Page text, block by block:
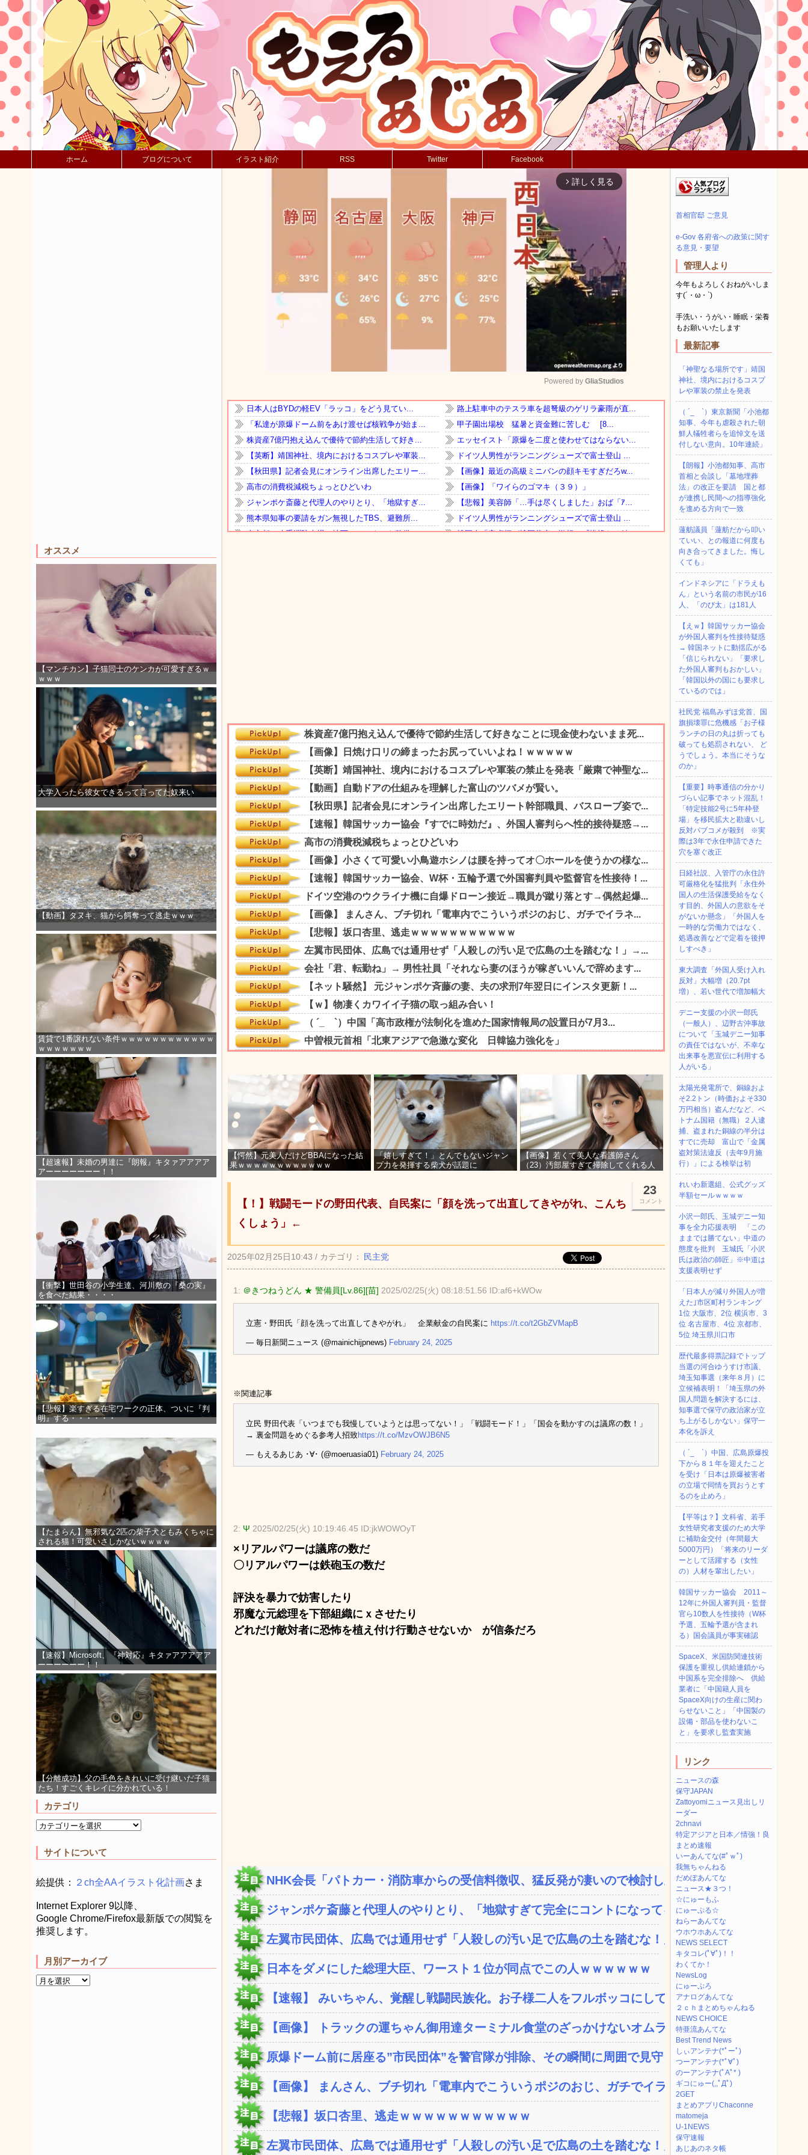
ホーム ブログについて イラスト紹介 RSS Twitter Facebook
オススメ
【マンチカン】子猫同士のケンカが可愛すぎるｗ
ｗｗｗ
大学入ったら彼女できるって言ってた奴来い
【動画】タヌキ、猫から餌奪って逃走ｗｗｗ
賃貸で1番譲れない条件ｗｗｗｗｗｗｗｗｗｗｗｗ
ｗｗｗｗｗｗｗ
【超速報】未婚の男達に『朗報』キタァアアアア
アーーーーーーー！！
【衝撃】世田谷の小学生達、河川敷の『桑の実』
を食べた結果・・・・
【悲報】楽すぎる在宅ワークの正体、ついに『判
明』する・・・・・・
【たまらん】無邪気な2匹の柴子犬ともみくちゃに
される猫！可愛いさしかないｗｗｗｗ
【速報】Microsoft、『神対応』キタァアアアアア
ーーーーーー！！
【分離成功】父の毛色をきれいに受け継いだ子猫
たち！すごくキレイに分かれている！
カテゴリ
サイトについて
絵提供： ２ch全AAイラスト化計画さま
Internet Explorer 9以降、
Google Chrome/Firefox最新版での閲覧を
推奨します。
月別アーカイブ
arrow_forward_ios 詳しく見る
Mute
Powered by GliaStudios
【愕然】元美人だけどBBAになった結
果ｗｗｗｗｗｗｗｗｗｗｗｗ
「嬉しすぎて！」とんでもないジャン
プ力を発揮する柴犬が話題に
【画像】若くて美人な看護師さん
（23）汚部屋すぎて掃除してくれる人
23
コメント
【！】戦闘モードの野田代表、自民案に「顔を洗って出直してきやがれ、こんち
くしょう」←
2025年02月25日10:43 / カテゴリ： 民主党
1: ＠きつねうどん ★ 警備員[Lv.86][苗] 2025/02/25(火) 08:18:51.56 ID:af6+kWOw
立憲・野田氏「顔を洗って出直してきやがれ」 企業献金の自民案に https://t.co/t2GbZVMapB
— 毎日新聞ニュース (@mainichijpnews) February 24, 2025
※関連記事
立民 野田代表「いつまでも我慢していようとは思ってない！」「戦闘モード！」「国会を動かすのは議席の数！」
→ 裏金問題をめぐる参考人招致https://t.co/MzvOWJB6N5
— もえるあじあ ･∀･ (@moeruasia01) February 24, 2025
2: Ψ 2025/02/25(火) 10:19:46.45 ID:jkWOWOyT
×リアルパワーは議席の数だ
〇リアルパワーは鉄砲玉の数だ
評決を暴力で妨害したり
邪魔な元総理を下部組織にｘさせたり
どれだけ敵対者に恐怖を植え付け行動させないか が信条だろ
NHK会長「パトカー・消防車からの受信料徴収、猛反発が凄いので検討し直...
ジャンポケ斎藤と代理人のやりとり、「地獄すぎて完全にコントになってる…...
左翼市民団体、広島では通用せず「人殺しの汚い足で広島の土を踏むな！」→...
日本をダメにした総理大臣、ワースト１位が同点でこの人ｗｗｗｗｗｗ
【速報】 みいちゃん、覚醒し戦闘民族化。お子様二人をフルボッコにしてし...
【画像】 トラックの運ちゃん御用達ターミナル食堂のざっかけないオムライ...
原爆ドーム前に居座る”市民団体”を警官隊が排除、その瞬間に周囲で見守っ...
【画像】 まんさん、ブチ切れ「電車内でこういうポジのおじ、ガチでイラネ...
【悲報】坂口杏里、逃走ｗｗｗｗｗｗｗｗｗｗｗ
左翼市民団体、広島では通用せず「人殺しの汚い足で広島の土を踏むな！」→...
首相官邸 ご意見
e-Gov 各府省への政策に関す
る意見・要望
管理人より
今年もよろしくおねがいしま
す(´・ω・`)
手洗い・うがい・睡眠・栄養
もお願いいたします
最新記事
「神聖なる場所です」靖国
神社、境内におけるコスプ
レや軍装の禁止を発表
（ ´_ゝ`）東京新聞「小池都
知事、今年も虐殺された朝
鮮人犠牲者らを追悼文を送
付しない意向。10年連続」
【朗報】小池都知事、高市
首相と会談し「墓地埋葬
法」の改正を要請 国と都
が連携し民間への指導強化
を進める方向で一致
蓮舫議員「蓮舫だから叩い
ていい、との報道に何度も
向き合ってきました。悔し
くても」
インドネシアに「ドラえも
ん」という名前の市民が16
人、「のび太」は181人
【えｗ】韓国サッカー協会
が外国人審判を性接待疑惑
→ 韓国ネットに動揺広がる
「信じられない」「要求し
た外国人審判もおかしい」
「韓国以外の国にも要求し
ているのでは」
社民党 福島みずほ党首、国
旗損壊罪に危機感「お子様
ランチの日の丸は折っても
破っても処罰されない、 ど
うでしょう。本当にそうな
のか」
【重要】時事通信の分かり
づらい記事でネット混乱！
「特定技能2号に5年枠登
場」を移民拡大と勘違いし
反対パブコメが殺到 ※実
際は3年で永住申請できた
穴を塞ぐ改正
日経社説、入管庁の永住許
可厳格化を猛批判「永住外
国人の生活保護受給をなく
す目的、外国人の意欲をそ
がないか懸念」「外国人を
一時的な労働力ではなく、
処遇改善などで定着を後押
しすべき」
東大調査「外国人受け入れ
反対」大幅増（20.7pt
増）、若い世代で増加幅大
デニー支援の小沢一郎氏
（一般人）、辺野古沖事故
について「玉城デニー知事
の責任ではないが、不幸な
出来事を悪宣伝に利用する
人がいる」
太陽光発電所で、銅線およ
そ2.2トン（時価およそ330
万円相当）盗んだなど、ベ
トナム国籍（無職）２人逮
捕、盗まれた銅線の半分は
すでに売却 富山で「金属
盗対策法違反（去年9月施
行）」による検挙は初
れいわ新選組、公式グッズ
半額セールｗｗｗｗ
小沢一郎氏、玉城デニー知
事を全力応援表明 「この
ままでは勝てない」中道の
態度を批判 玉城氏「小沢
氏は政治の師匠」※中道は
支援表明せず
「日本人が減り外国人が増
えた｣市区町村ランキング
1位 大阪市、2位 横浜市、3
位 名古屋市、4位 京都市、
5位 埼玉県川口市
歴代最多得票記録でトップ
当選の河合ゆうすけ市議、
埼玉知事選（来年８月）に
立候補表明！「埼玉県の外
国人問題を解決するには、
知事選で保守の政治家が立
ち上がるしかない」保守一
本化を訴え
（ ´_ゝ`）中国、広島原爆投
下から８１年を迎えたこと
を受け「日本は原爆被害者
の立場で同情を買おうとす
るのを止めろ」
【平等は？】文科省、若手
女性研究者支援のため大学
に補助金交付（年間最大
5000万円）「将来のリーダ
ーとして活躍する（女性
の）人材を輩出したい」
韓国サッカー協会 2011～
12年に外国人審判員・監督
官ら10数人を性接待（W杯
予選、五輪予選が含まれ
る）国会議員が事実確認
SpaceX、米国防関連技術
保護を重視し供給連鎖から
中国系を完全排除へ 供給
業者に「中国籍人員を
SpaceX向けの生産に関わ
らせないこと」「中国製の
設備・部品を使わないこ
と」を要求し監査実施
リンク
ニュースの森
保守JAPAN
Zattoyomiニュース見出しリ
ーダー
2chnavi
特定アジアと日本／情強！良
まとめ速報
いーあんてな(#ﾟｗﾟ)
我無ちゃんねる
だめぽあんてな
ニュース★３つ！
☆にゅーもふ
にゅーぷる☆
ねらーあんてな
ウホウホあんてな
NEWS SELECT
キタコレ(ﾟ∀ﾟ)！！
わくてか！
NewsLog
にゅーぷろ
アナログあんてな
２ｃｈまとめちゃんねる
NEWS CHOICE
特亜流あんてな
Best Trend News
しぃアンテナ(*ﾟーﾟ)
つーアンテナ(*ﾟ∀ﾟ)
のーアンテナ(ﾟAﾟ* )
ギコにゅー(,,ﾟДﾟ)
2GET
まとめアプリChaconne
matomeja
U-1NEWS
保守速報
あじあのネタ帳